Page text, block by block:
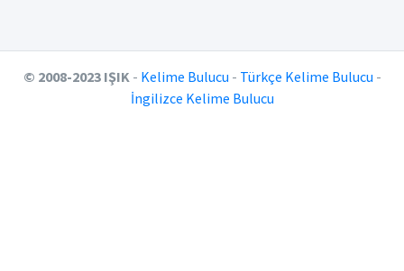
© 2008-2023 IŞIK- Kelime Bulucu - Türkçe Kelime Bulucu -
İngilizce Kelime Bulucu